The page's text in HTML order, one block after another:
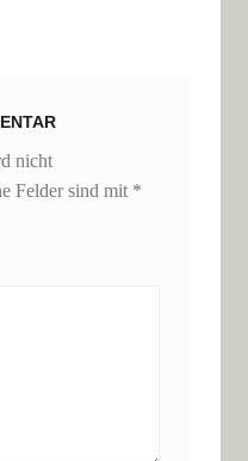
nicht
Felder sind mit *